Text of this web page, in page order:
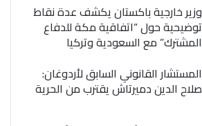
وزير خارجية باكستان يكشف عدة نقاط
توضيحية حول “اتفاقية مكة للدفاع
المشترك” مع السعودية وتركيا
المستشار القانوني السابق لأردوغان:
صلاح الدين دميرتاش يقترب من الحرية